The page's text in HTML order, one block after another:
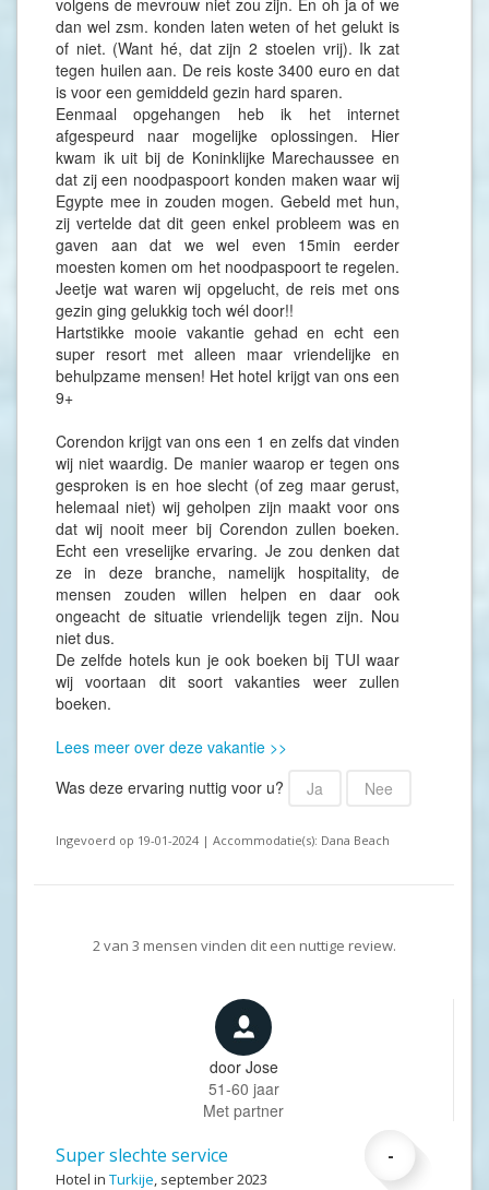
volgens de mevrouw niet zou zijn. En oh ja of we
dan wel zsm. konden laten weten of het gelukt is
of niet. (Want hé, dat zijn 2 stoelen vrij). Ik zat
tegen huilen aan. De reis koste 3400 euro en dat
is voor een gemiddeld gezin hard sparen.
Eenmaal opgehangen heb ik het internet
afgespeurd naar mogelijke oplossingen. Hier
kwam ik uit bij de Koninklijke Marechaussee en
dat zij een noodpaspoort konden maken waar wij
Egypte mee in zouden mogen. Gebeld met hun,
zij vertelde dat dit geen enkel probleem was en
gaven aan dat we wel even 15min eerder
moesten komen om het noodpaspoort te regelen.
Jeetje wat waren wij opgelucht, de reis met ons
gezin ging gelukkig toch wél door!!
Hartstikke mooie vakantie gehad en echt een
super resort met alleen maar vriendelijke en
behulpzame mensen! Het hotel krijgt van ons een
9+
Corendon krijgt van ons een 1 en zelfs dat vinden
wij niet waardig. De manier waarop er tegen ons
gesproken is en hoe slecht (of zeg maar gerust,
helemaal niet) wij geholpen zijn maakt voor ons
dat wij nooit meer bij Corendon zullen boeken.
Echt een vreselijke ervaring. Je zou denken dat
ze in deze branche, namelijk hospitality, de
mensen zouden willen helpen en daar ook
ongeacht de situatie vriendelijk tegen zijn. Nou
niet dus.
De zelfde hotels kun je ook boeken bij TUI waar
wij voortaan dit soort vakanties weer zullen
boeken.
Lees meer over deze vakantie >>
Was deze ervaring nuttig voor u?
Ja Nee
Ingevoerd op 19-01-2024 | Accommodatie(s): Dana Beach
2van 3 mensen vinden dit een nuttige review.
door Jose
51-60 jaar
Met partner
-
Super slechte service
Hotel in Turkije, september 2023